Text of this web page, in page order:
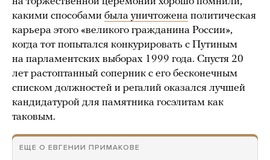
какими способами была уничтожена политическая
карьера этого «великого гражданина России»,
когда тот попытался конкурировать с Путиным
на парламентских выборах 1999 года. Спустя 20
лет растоптанный соперник с его бесконечным
списком должностей и регалий оказался лучшей
кандидатурой для памятника госэлитам как
таковым.
ЕЩЕ О ЕВГЕНИИ ПРИМАКОВЕ